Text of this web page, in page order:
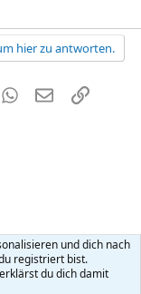
hier zu antworten.
WhatsApp
E-MailLink
Hilfe
R
und dich nach
registriert bist.
du dich damit